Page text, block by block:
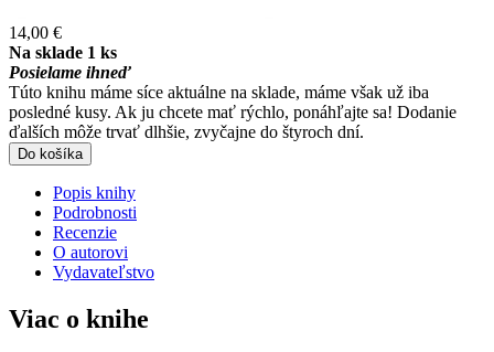
14,00 €
Na sklade 1 ks
Posielame ihneď
Túto knihu máme síce aktuálne na sklade, máme však už iba
posledné kusy. Ak ju chcete mať rýchlo, ponáhľajte sa! Dodanie
ďalších môže trvať dlhšie, zvyčajne do štyroch dní.
Do košíka
Popis knihy
Podrobnosti
Recenzie
O autorovi
Vydavateľstvo
Viac o knihe